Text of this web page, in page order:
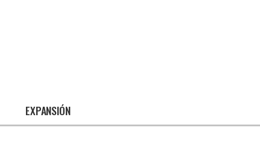
EXPANSIÓN